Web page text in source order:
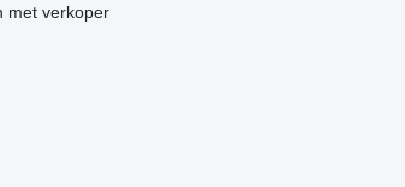
met verkoper